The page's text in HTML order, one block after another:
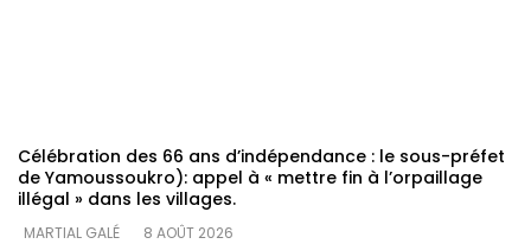
Célébration des 66 ans d’indépendance : le sous-préfet
de Yamoussoukro): appel à « mettre fin à l’orpaillage
illégal » dans les villages.
MARTIAL GALÉ
8 AOÛT 2026